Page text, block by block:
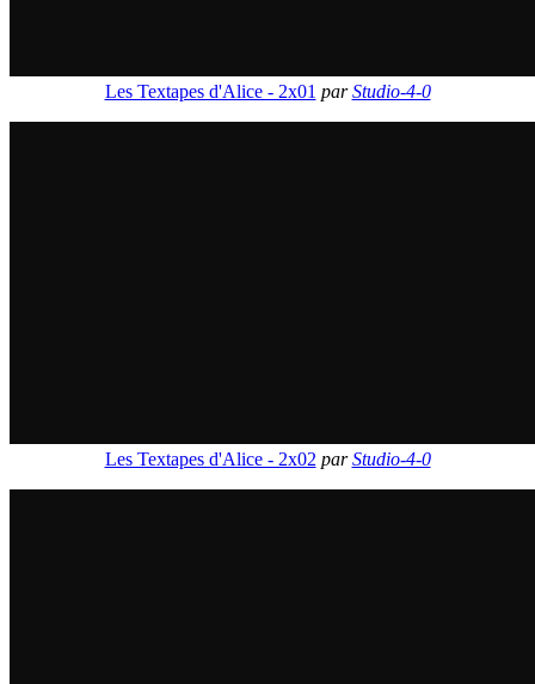
Les Textapes d'Alice - 2x01 parStudio-4-0
Les Textapes d'Alice - 2x02 parStudio-4-0